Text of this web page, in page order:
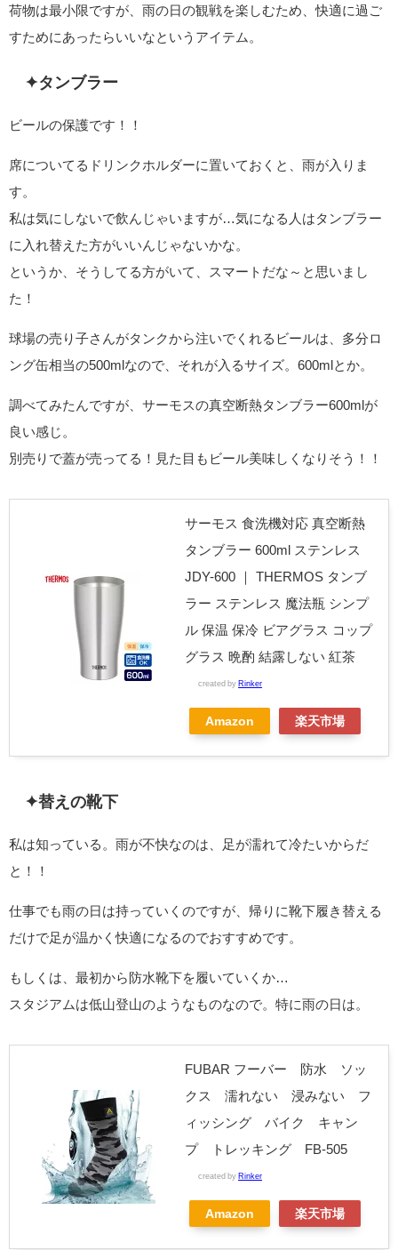
荷物は最小限ですが、雨の日の観戦を楽しむため、快適に過ご
すためにあったらいいなというアイテム。
✦タンブラー
ビールの保護です！！
席についてるドリンクホルダーに置いておくと、雨が入りま
す。
私は気にしないで飲んじゃいますが…気になる人はタンブラー
に入れ替えた方がいいんじゃないかな。
というか、そうしてる方がいて、スマートだな～と思いまし
た！
球場の売り子さんがタンクから注いでくれるビールは、多分ロ
ング缶相当の500mlなので、それが入るサイズ。600mlとか。
調べてみたんですが、サーモスの真空断熱タンブラー600mlが
良い感じ。
別売りで蓋が売ってる！見た目もビール美味しくなりそう！！
サーモス 食洗機対応 真空断熱
タンブラー 600ml ステンレス
JDY-600 ｜ THERMOS タンブ
ラー ステンレス 魔法瓶 シンプ
ル 保温 保冷 ビアグラス コップ
グラス 晩酌 結露しない 紅茶
created by Rinker
Amazon 楽天市場
✦替えの靴下
私は知っている。雨が不快なのは、足が濡れて冷たいからだ
と！！
仕事でも雨の日は持っていくのですが、帰りに靴下履き替える
だけで足が温かく快適になるのでおすすめです。
もしくは、最初から防水靴下を履いていくか…
スタジアムは低山登山のようなものなので。特に雨の日は。
FUBAR フーバー 防水 ソッ
クス 濡れない 浸みない フ
ィッシング バイク キャン
プ トレッキング FB-505
created by Rinker
Amazon 楽天市場